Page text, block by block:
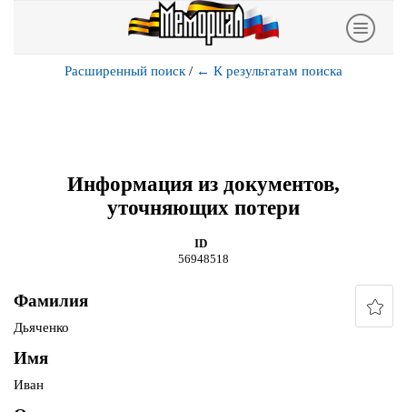
Расширенный поиск / ← К результатам поиска
Информация из документов,
уточняющих потери
ID
56948518
Фамилия
Дьяченко
Имя
Иван